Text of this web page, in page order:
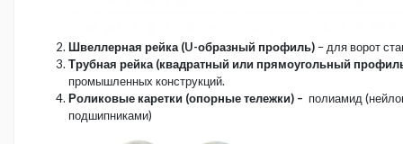
Швеллерная рейка (U-образный профиль) – для ворот
Трубная рейка (квадратный или прямоугольный
промышленных конструкций.
Роликовые каретки (опорные тележки) – полиамид
подшипниками)